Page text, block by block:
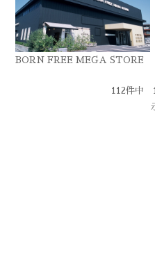
BORN FREE MEGA STORE
112件中